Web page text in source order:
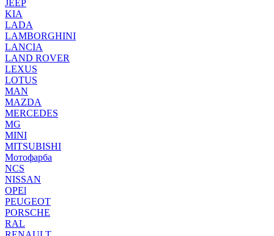
JEEP
KIA
LADA
LAMBORGHINI
LANCIA
LAND ROVER
LEXUS
LOTUS
MAN
MAZDA
MERCEDES
MG
MINI
MITSUBISHI
Мотофарба
NCS
NISSAN
OPEl
PEUGEOT
PORSCHE
RAL